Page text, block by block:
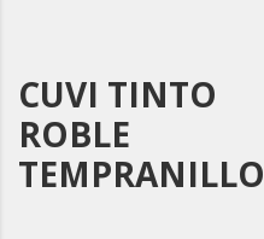
CUVI TINTO
ROBLE
TEMPRANILLO